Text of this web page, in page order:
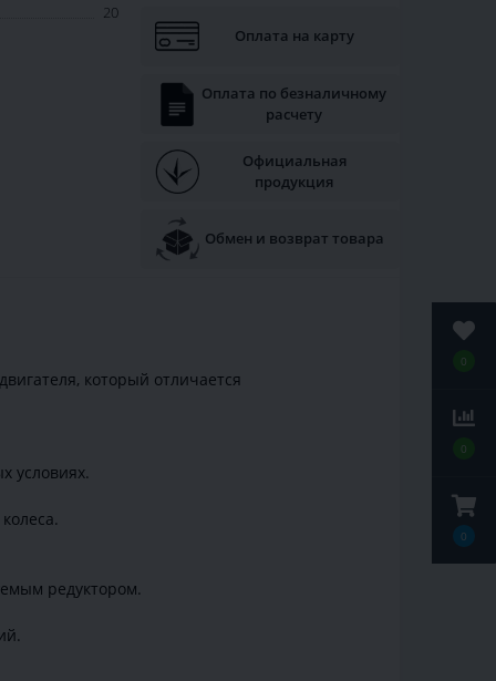
0
0
0
20
Оплата на карту
Оплата по безналичному
расчету
Официальная
продукция
Обмен и возврат товара
который отличается
условиях.
редуктором.